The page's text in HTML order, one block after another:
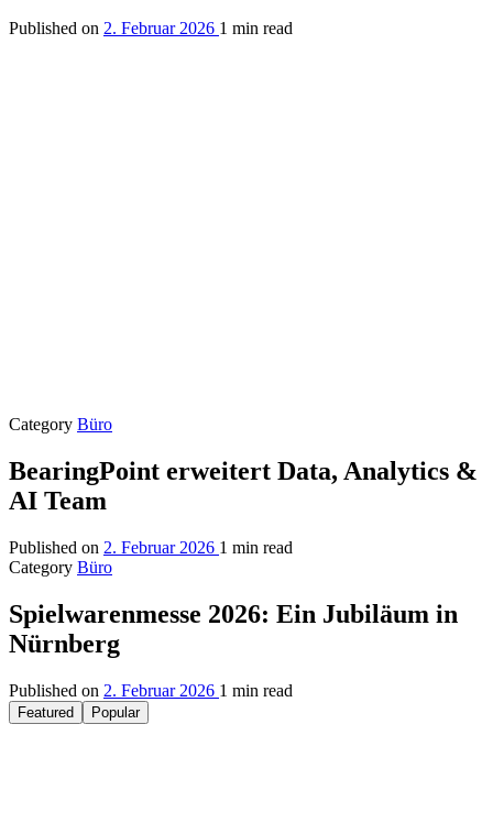
Published on 2. Februar 2026 1 min read
Category Büro
BearingPoint erweitert Data, Analytics &
AI Team
Published on 2. Februar 2026 1 min read
Category Büro
Spielwarenmesse 2026: Ein Jubiläum in
Nürnberg
Published on 2. Februar 2026 1 min read
Featured Popular